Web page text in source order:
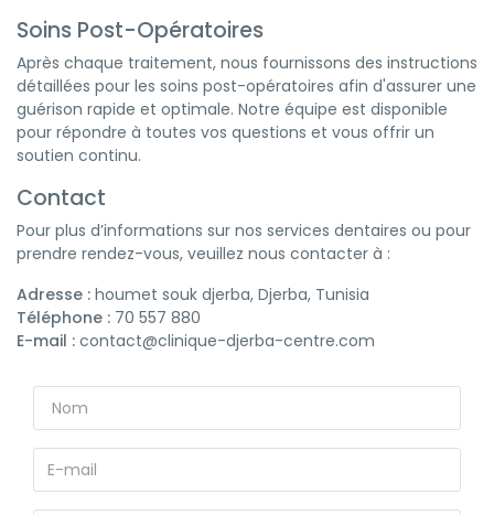
Soins Post-Opératoires
Après chaque traitement, nous fournissons des instructions
détaillées pour les soins post-opératoires afin d'assurer une
guérison rapide et optimale. Notre équipe est disponible
pour répondre à toutes vos questions et vous offrir un
soutien continu.
Contact
Pour plus d’informations sur nos services dentaires ou pour
prendre rendez-vous, veuillez nous contacter à :
Adresse : houmet souk djerba, Djerba, Tunisia
Téléphone : 70 557 880
E-mail : contact@clinique-djerba-centre.com